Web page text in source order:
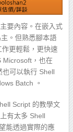
要內容。在嵌入式
。但熟悉腳本語
更輕鬆，更快速
Microsoft，也在
可以執行 Shell
Batch 。
Script 的教學文
有太多 Shell
能透過實際的應